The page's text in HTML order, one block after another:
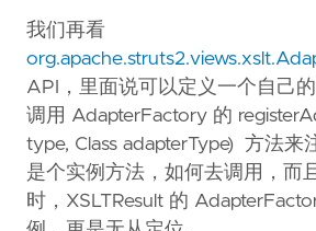
我们再看
API，里面说可以定义一个自己
调用 AdapterFactory 的
type, Class adapterType) 方法来
是个实例方法，如何去调用，而
时，XSLTResult 的